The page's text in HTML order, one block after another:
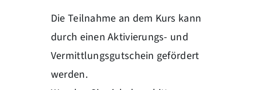
Die Teilnahme an dem Kurs kann
durch einen Aktivierungs- und
Vermittlungsgutschein gefördert
werden.